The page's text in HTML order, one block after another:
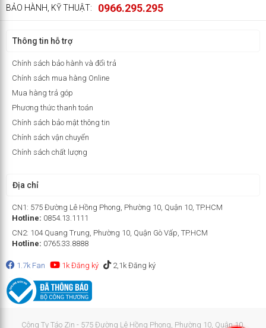
BẢO HÀNH, KỸ THUẬT: 0966.295.295
Thông tin hỗ trợ
Chính sách bảo hành và đổi trả
Chính sách mua hàng Online
Mua hàng trả góp
Phương thức thanh toán
Chính sách bảo mật thông tin
Chính sách vận chuyển
Chính sách chất lượng
Địa chỉ
CN1: 575 Đường Lê Hồng Phong, Phường 10, Quận 10, TP.HCM
Hotline: 0854.13.1111
CN2: 104 Quang Trung, Phường 10, Quận Gò Vấp, TP.HCM
Hotline: 0765.33.8888
1.7k Fan 1k Đăng ký 2,1k Đăng ký
Công Ty Táo Zin - 575 Đường Lê Hồng Phong, Phường 10, Quận 10,